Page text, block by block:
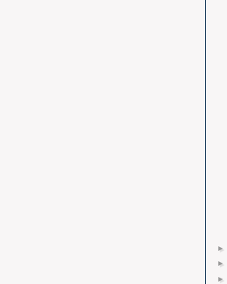
►
►
►